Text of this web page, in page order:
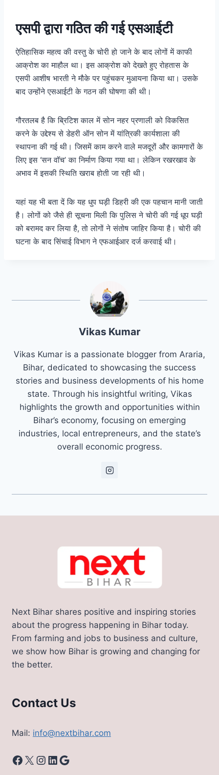
एसपी द्वारा गठित की गई एसआईटी
ऐतिहासिक महत्व की वस्तु के चोरी हो जाने के बाद लोगों में काफी
आक्रोश का माहौल था। इस आक्रोश को देखते हुए रोहतास के
एसपी आशीष भारती ने मौके पर पहुंचकर मुआयना किया था। उसके
बाद उन्होंने एसआईटी के गठन की घोषणा की थी।
गौरतलब है कि ब्रिटिश काल में सोन नहर प्रणाली को विकसित
करने के उद्देश्य से डेहरी ऑन सोन में यांत्रिकी कार्यशाला की
स्थापना की गई थी। जिसमें काम करने वाले मजदूरों और कामगारों के
लिए इस ‘सन वॉच’ का निर्माण किया गया था। लेकिन रखरखाव के
अभाव में इसकी स्थिति खराब होती जा रही थी।
यहां यह भी बता दें कि यह धुप घड़ी डिहरी की एक पहचान मानी जाती
है। लोगों को जैसे ही सूचना मिली कि पुलिस ने चोरी की गई धूप घड़ी
को बरामद कर लिया है, तो लोगों ने संतोष जाहिर किया है। चोरी की
घटना के बाद सिंचाई विभाग ने एफआईआर दर्ज करवाई थी।
Vikas Kumar
Vikas Kumar is a passionate blogger from Araria,
Bihar, dedicated to showcasing the success
stories and business developments of his home
state. Through his insightful writing, Vikas
highlights the growth and opportunities within
Bihar’s economy, focusing on emerging
industries, local entrepreneurs, and the state’s
overall economic progress.
Next Bihar shares positive and inspiring stories
about the progress happening in Bihar today.
From farming and jobs to business and culture,
we show how Bihar is growing and changing for
the better.
Contact Us
Mail: info@nextbihar.com
Facebook
X Instagram
LinkedIn
Google